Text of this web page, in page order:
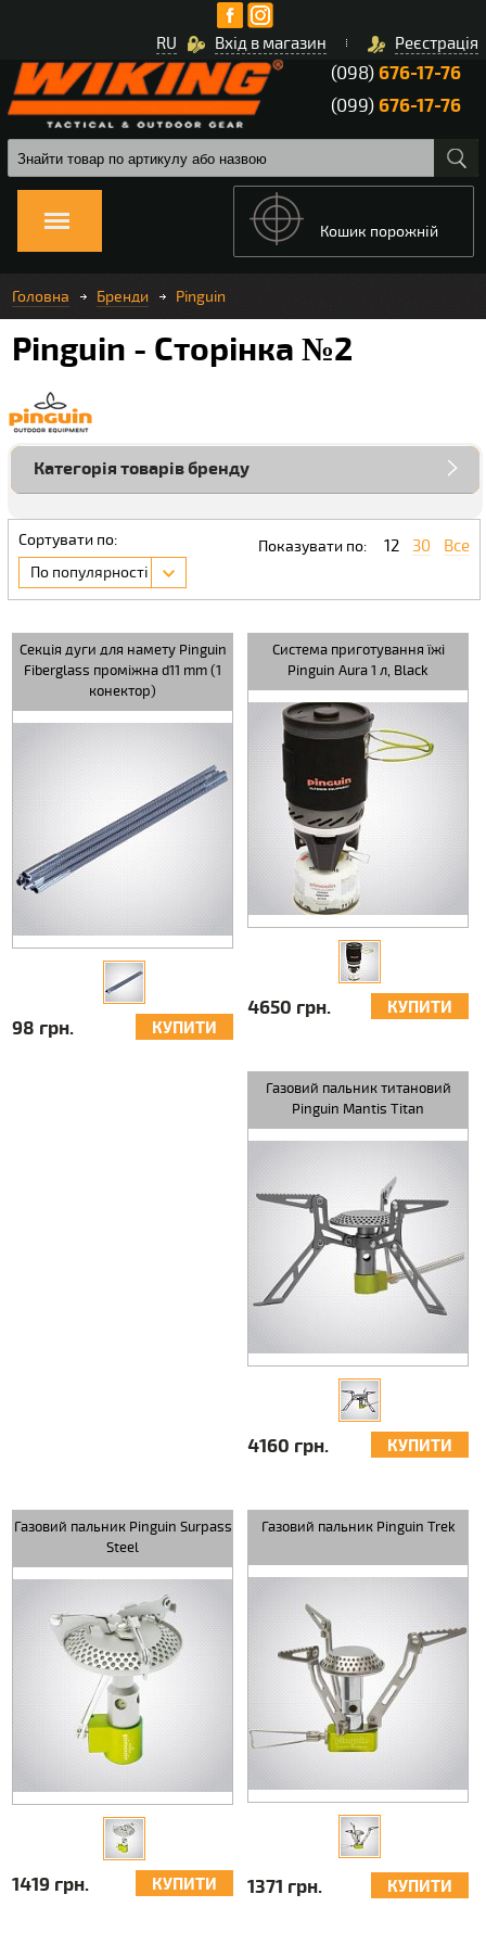
Вхід в магазин Реєстрація
RU
(098)676-17-76
(099)676-17-76
Кошик порожній
Головна Бренди Pinguin
Pinguin - Сторінка №2
Категорія товарів бренду
Сортувати по:
По популярності
Показувати по: 12 30 Все
Секція дуги для намету Pinguin
Fiberglass проміжна d11 mm (1
конектор)
98 грн. КУПИТИ
Система приготування їжі
Pinguin Aura 1 л, Black
4650 грн. КУПИТИ
Газовий пальник титановий
Pinguin Mantis Titan
4160 грн. КУПИТИ
Газовий пальник Pinguin Surpass
Steel
1419 грн. КУПИТИ
Газовий пальник Pinguin Trek
1371 грн. КУПИТИ